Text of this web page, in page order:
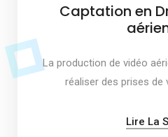
Captation en
La production de vidéo
réaliser des prises de
Lire La